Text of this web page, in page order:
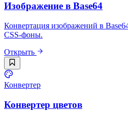
Изображение в Base64
Конвертация изображений в
CSS-фоны.
Открыть
Конвертер
Конвертер цветов